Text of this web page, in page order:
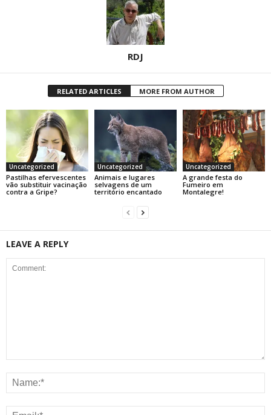
RDJ
RELATED ARTICLES MORE FROM AUTHOR
Uncategorized
Pastilhas efervescentes
vão substituir vacinação
contra a Gripe?
Uncategorized
Animais e lugares
selvagens de um
território encantado
Uncategorized
A grande festa do
Fumeiro em
Montalegre!
LEAVE A REPLY